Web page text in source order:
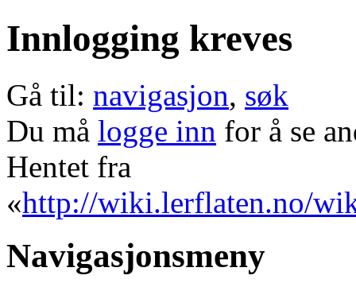
Innlogging kreves
Gå til: navigasjon, søk
Du må logge inn for å se
Hentet fra
«http://wiki.lerflaten.no/
Navigasjonsmeny